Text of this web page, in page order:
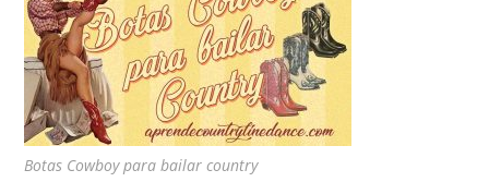
Botas Cowboy para bailar country